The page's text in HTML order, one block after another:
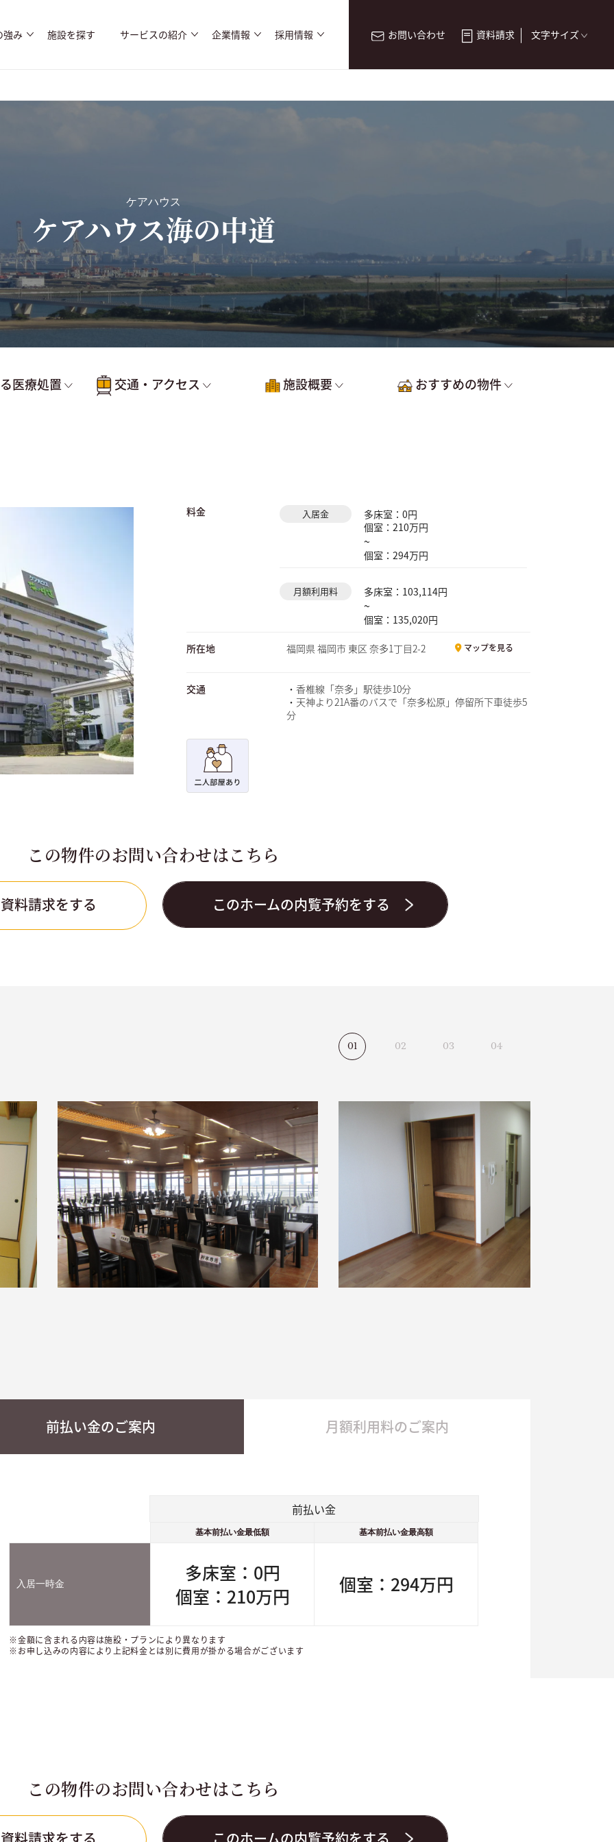
強み 施設を探す サービスの紹介 企業情報 採用情報 お問い合わせ 資料請求 文字サイズ
ケアハウス
ケアハウス海の中道
医療処置 交通・アクセス 施設概要 おすすめの物件
料金 入居金
多床室：0円
個室：210万円
~
個室：294万円
月額利用料 多床室：103,114円
~
個室：135,020円
所在地 福岡県 福岡市 東区 奈多1丁目2-2 マップを見る
交通
・香椎線「奈多」駅徒歩10分
・天神より21A番のバスで「奈多松原」停留所下車徒歩5
分
この物件のお問い合わせはこちら
料請求をする このホームの内覧予約をする
1 2 3 4
前払い金のご案内 月額利用料のご案内
前払い金
基本前払い金最低額 基本前払い金最高額
入居一時金
多床室：0円
個室：210万円
個室：294万円
※金額に含まれる内容は施設・プランにより異なります
※お申し込みの内容により上記料金とは別に費用が掛かる場合がございます
この物件のお問い合わせはこちら